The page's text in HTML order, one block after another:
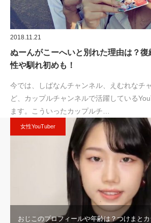
2018.11.21
ぬーんがこーへいと別れた理由は？
性や馴れ初めも！
今では、しばなんチャンネル、えむれなチ
ど、カップルチャンネルで活躍している
ます。こういったカップルチ…
女性YouTuber
おじこのプロフィールや年齢は？つけまと